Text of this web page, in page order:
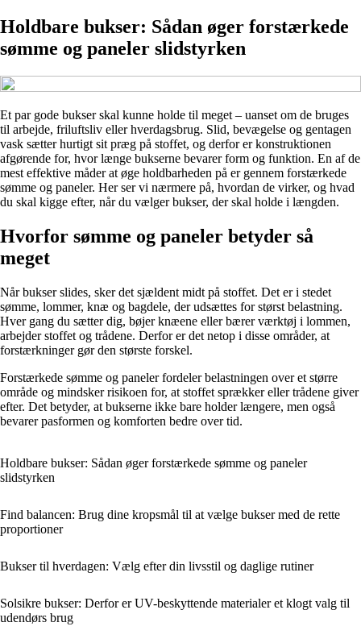
Holdbare bukser: Sådan øger forstærkede
sømme og paneler slidstyrken
Et par gode bukser skal kunne holde til meget – uanset om de bruges
til arbejde, friluftsliv eller hverdagsbrug. Slid, bevægelse og gentagen
vask sætter hurtigt sit præg på stoffet, og derfor er konstruktionen
afgørende for, hvor længe bukserne bevarer form og funktion. En af de
mest effektive måder at øge holdbarheden på er gennem forstærkede
sømme og paneler. Her ser vi nærmere på, hvordan de virker, og hvad
du skal kigge efter, når du vælger bukser, der skal holde i længden.
Hvorfor sømme og paneler betyder så
meget
Når bukser slides, sker det sjældent midt på stoffet. Det er i stedet
sømme, lommer, knæ og bagdele, der udsættes for størst belastning.
Hver gang du sætter dig, bøjer knæene eller bærer værktøj i lommen,
arbejder stoffet og trådene. Derfor er det netop i disse områder, at
forstærkninger gør den største forskel.
Forstærkede sømme og paneler fordeler belastningen over et større
område og mindsker risikoen for, at stoffet sprækker eller trådene giver
efter. Det betyder, at bukserne ikke bare holder længere, men også
bevarer pasformen og komforten bedre over tid.
Holdbare bukser: Sådan øger forstærkede sømme og paneler
slidstyrken
Find balancen: Brug dine kropsmål til at vælge bukser med de rette
proportioner
Bukser til hverdagen: Vælg efter din livsstil og daglige rutiner
Solsikre bukser: Derfor er UV-beskyttende materialer et klogt valg til
udendørs brug